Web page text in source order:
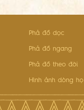
Phả đồ dọc
Phả đồ ngang
Phả đồ theo đời
Hình ảnh dòng họ